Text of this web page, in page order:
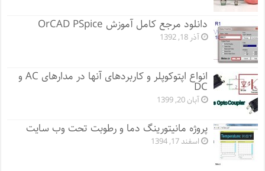
دانلود مرجع کامل آموزش OrCAD PSpice
آذر 18, 1392
انواع اپتوکوپلر و کاربردهای آنها در مدارهای AC و
DC
آبان 20, 1399
پروژه مانيتورينگ دما و رطوبت تحت وب سایت
اسفند 17, 1394